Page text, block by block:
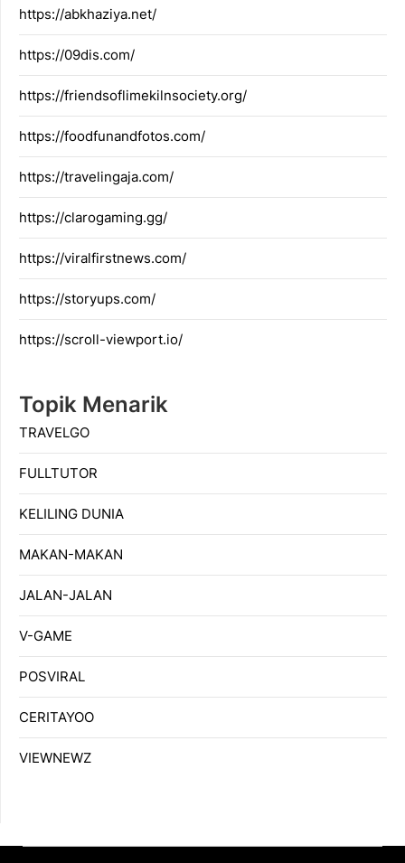
https://abkhaziya.net/
https://09dis.com/
https://friendsoflimekilnsociety.org/
https://foodfunandfotos.com/
https://travelingaja.com/
https://clarogaming.gg/
https://viralfirstnews.com/
https://storyups.com/
https://scroll-viewport.io/
Topik Menarik
TRAVELGO
FULLTUTOR
KELILING DUNIA
MAKAN-MAKAN
JALAN-JALAN
V-GAME
POSVIRAL
CERITAYOO
VIEWNEWZ